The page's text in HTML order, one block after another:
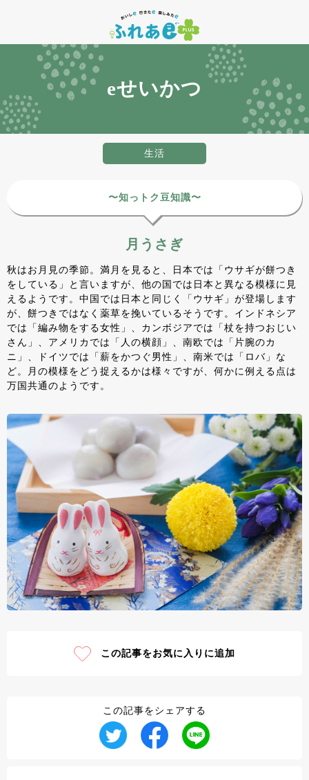
eせいかつ
生活
〜知っトク豆知識〜
月うさぎ
秋はお月見の季節。満月を見ると、日本では「ウサギが餅つき
をしている」と言いますが、他の国では日本と異なる模様に見
えるようです。中国では日本と同じく「ウサギ」が登場します
が、餅つきではなく薬草を挽いているそうです。インドネシア
では「編み物をする女性」、カンボジアでは「杖を持つおじい
さん」、アメリカでは「人の横顔」、南欧では「片腕のカ
ニ」、ドイツでは「薪をかつぐ男性」、南米では「ロバ」な
ど。月の模様をどう捉えるかは様々ですが、何かに例える点は
万国共通のようです。
この記事をお気に入りに追加
この記事をシェアする